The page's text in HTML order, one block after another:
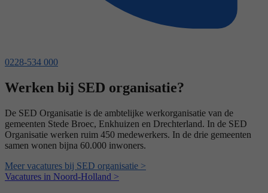
0228-534 000
Werken bij SED organisatie?
De SED Organisatie is de ambtelijke werkorganisatie van de
gemeenten Stede Broec, Enkhuizen en Drechterland. In de SED
Organisatie werken ruim 450 medewerkers. In de drie gemeenten
samen wonen bijna 60.000 inwoners.
Meer vacatures bij SED organisatie >
Vacatures in Noord-Holland >